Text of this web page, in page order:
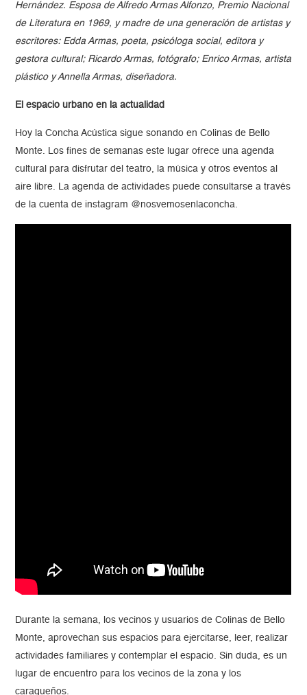
Hernández. Esposa de Alfredo Armas Alfonzo, Premio Nacional
de Literatura en 1969, y madre de una generación de artistas y
escritores: Edda Armas, poeta, psicóloga social, editora y
gestora cultural; Ricardo Armas, fotógrafo; Enrico Armas, artista
plástico y Annella Armas, diseñadora.
El espacio urbano en la actualidad
Hoy la Concha Acústica sigue sonando en Colinas de Bello
Monte. Los fines de semanas este lugar ofrece una agenda
cultural para disfrutar del teatro, la música y otros eventos al
aire libre. La agenda de actividades puede consultarse a través
de la cuenta de instagram @nosvemosenlaconcha.
Durante la semana, los vecinos y usuarios de Colinas de Bello
Monte, aprovechan sus espacios para ejercitarse, leer, realizar
actividades familiares y contemplar el espacio. Sin duda, es un
lugar de encuentro para los vecinos de la zona y los
caraqueños.